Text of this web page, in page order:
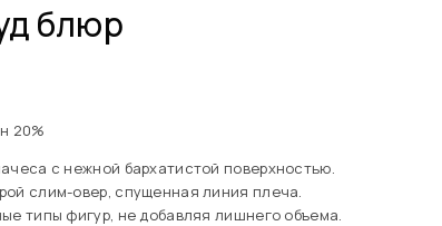
блюр
20%
с нежной бархатистой поверхностью.
слим-овер, спущенная линия плеча.
типы фигур, не добавляя лишнего объема.